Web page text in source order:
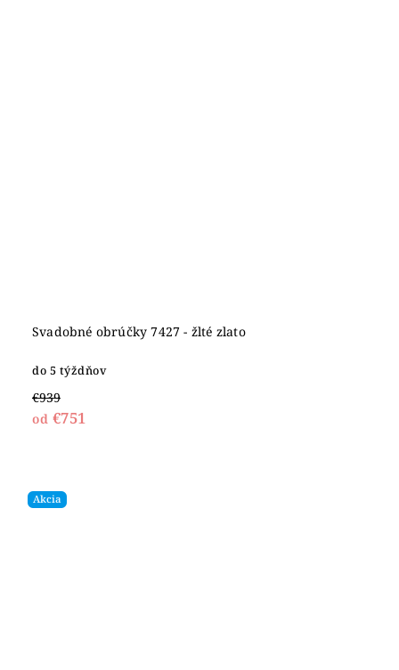
Svadobné obrúčky 7427 - žlté zlato
do 5 týždňov
€939
od €751
Akcia